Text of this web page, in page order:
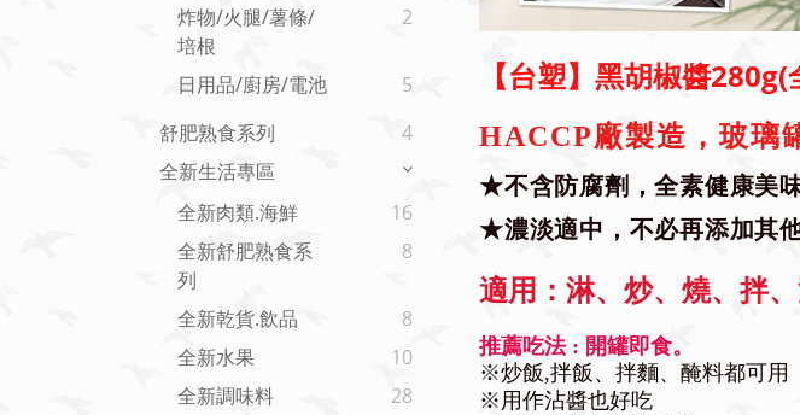
炸物/火腿/薯條/
培根
2
日用品/廚房/電池
5
舒肥熟食系列
4
全新生活專區
全新肉類.海鮮
16
全新舒肥熟食系
列
8
全新乾貨.飲品
8
全新水果
10
全新調味料
28
【台塑】黑胡椒醬280g(
HACCP廠製造，玻璃
★不含防腐劑，全素健康美味
★濃淡適中，不必再添加其他
適用：淋、炒、燒、拌
推薦吃法 : 開罐即食。
※炒飯,拌飯、拌麵、醃料都可用
※用作沾醬也好吃